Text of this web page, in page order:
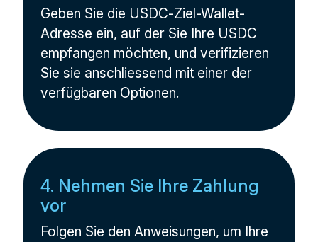
Geben Sie die USDC-Ziel-Wallet-
Adresse ein, auf der Sie Ihre USDC
empfangen möchten, und verifizieren
Sie sie anschliessend mit einer der
verfügbaren Optionen.
4. Nehmen Sie Ihre Zahlung
vor
Folgen Sie den Anweisungen, um Ihre